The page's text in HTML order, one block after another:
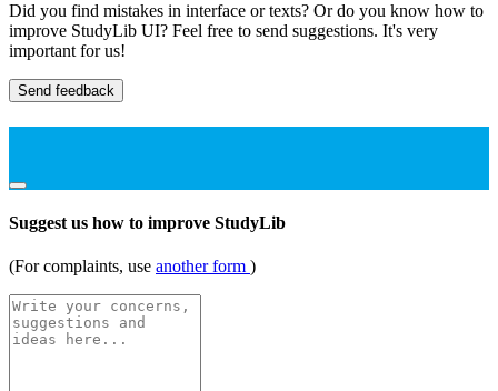
Did you find mistakes in interface or texts? Or do you know how to
improve StudyLib UI? Feel free to send suggestions. It's very
important for us!
Send feedback
Suggest us how to improve StudyLib
(For complaints, use another form )